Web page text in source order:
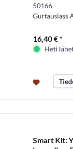
50166
Gurtauslass
16,40 € *
Heti
Smart Kit: